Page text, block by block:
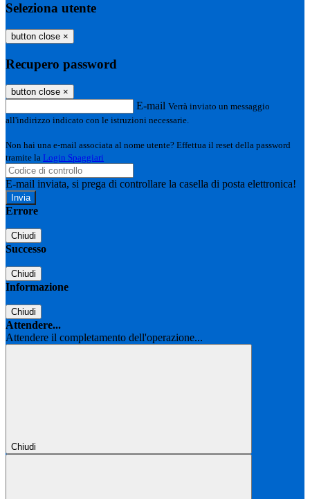
Seleziona utente
button close ×
Recupero password
button close ×
E-mail Verrà inviato un messaggio
all'indirizzo indicato con le istruzioni necessarie.
Non hai una e-mail associata al nome utente? Effettua il reset della password
tramite la Login Spaggiari
E-mail inviata, si prega di controllare la casella di posta elettronica!
Errore
Chiudi
Successo
Chiudi
Informazione
Chiudi
Attendere...
Attendere il completamento dell'operazione...
Chiudi